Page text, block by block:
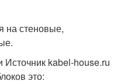
на стеновые,
Источник kabel-house.ru
это: